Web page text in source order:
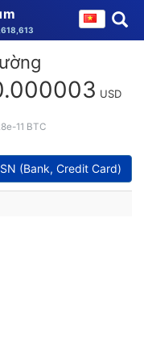
USD
11 BTC
(Bank, Credit Card)